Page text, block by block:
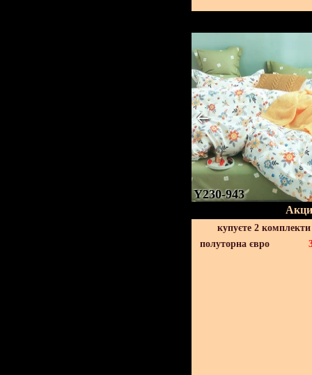
Y230-943
купуєте 2
полуторна євро